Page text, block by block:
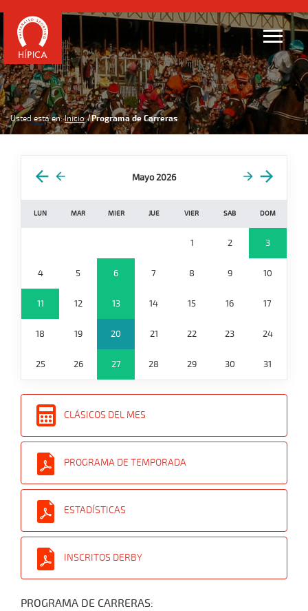
Usted está en: Inicio Programa de Carreras
Mayo 2026
LUN MAR MIER JUE VIER SAB DOM
1 2 3
4 5 6 7 8 9 10
11 12 13 14 15 16 17
18 19 20 21 22 23 24
25 26 27 28 29 30 31
CLÁSICOS DEL MES
PROGRAMA DE TEMPORADA
ESTADÍSTICAS
INSCRITOS DERBY
PROGRAMA DE CARRERAS: